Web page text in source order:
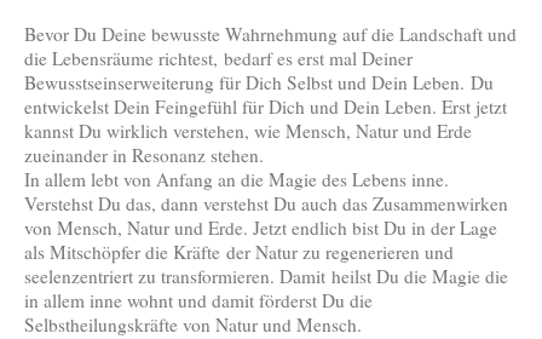
Bevor Du Deine bewusste Wahrnehmung auf die Landschaft und
die Lebensräume richtest, bedarf es erst mal Deiner
Bewusstseinserweiterung für Dich Selbst und Dein Leben. Du
entwickelst Dein Feingefühl für Dich und Dein Leben. Erst jetzt
kannst Du wirklich verstehen, wie Mensch, Natur und Erde
zueinander in Resonanz stehen.
In allem lebt von Anfang an die Magie des Lebens inne.
Verstehst Du das, dann verstehst Du auch das Zusammenwirken
von Mensch, Natur und Erde. Jetzt endlich bist Du in der Lage
als Mitschöpfer die Kräfte der Natur zu regenerieren und
seelenzentriert zu transformieren. Damit heilst Du die Magie die
in allem inne wohnt und damit förderst Du die
Selbstheilungskräfte von Natur und Mensch.